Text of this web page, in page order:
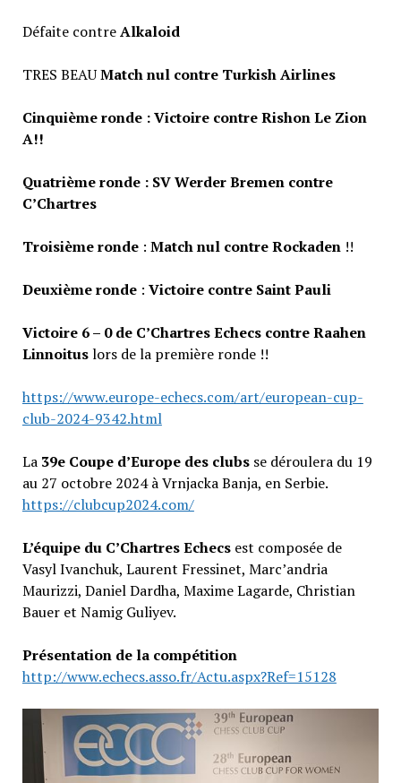
Défaite contreAlkaloid
TRES BEAUMatch nul contre Turkish Airlines
Cinquième ronde : Victoire contre Rishon Le Zion
A!!
Quatrième ronde : SV Werder Bremen contre
C’Chartres
Troisième ronde: Match nul contre Rockaden !!
Deuxième ronde : Victoire contre Saint Pauli
Victoire 6 – 0 de C’Chartres Echecs contre Raahen
Linnoituslors de la première ronde !!
https://www.europe-echecs.com/art/european-cup-
club-2024-9342.html
La 39e Coupe d’Europe des clubsse déroulera du 19
au 27 octobre 2024 à Vrnjacka Banja, en Serbie.
https://clubcup2024.com/
L’équipe du C’Chartres Echecsest composée de
Vasyl Ivanchuk, Laurent Fressinet, Marc’andria
Maurizzi, Daniel Dardha, Maxime Lagarde, Christian
Bauer et Namig Guliyev.
Présentation de la compétition
http://www.echecs.asso.fr/Actu.aspx?Ref=15128